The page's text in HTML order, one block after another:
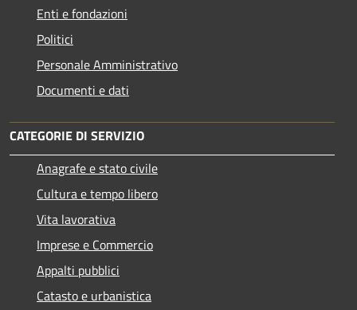
Enti e fondazioni
Politici
Personale Amministrativo
Documenti e dati
CATEGORIE DI SERVIZIO
Anagrafe e stato civile
Cultura e tempo libero
Vita lavorativa
Imprese e Commercio
Appalti pubblici
Catasto e urbanistica